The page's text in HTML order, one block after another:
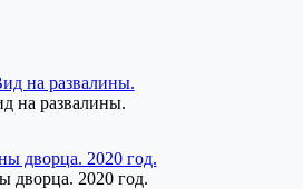
на развалины.
дворца. 2020 год.